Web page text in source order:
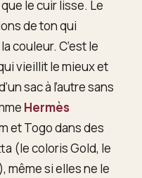
le cuir lisse. Le
de ton qui
couleur. C’est le
vieillit le mieux et
sac à l’autre sans
Hermès
et Togo dans des
(le coloris Gold, le
même si elles ne le